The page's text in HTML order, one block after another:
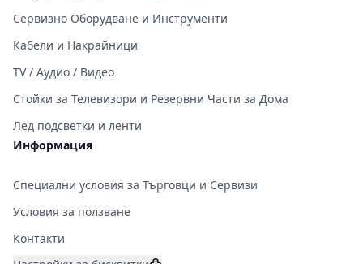
Сервизно Оборудване и Инструменти
Кабели и Накрайници
TV / Аудио / Видео
Стойки за Телевизори и Резервни Части за Дома
Лед подсветки и ленти
Информация
Специални условия за Търговци и Сервизи
Условия за ползване
Контакти